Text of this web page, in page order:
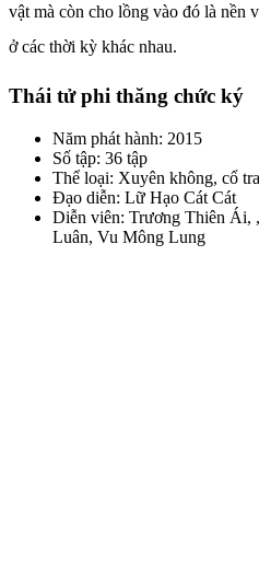
vật mà còn cho lồng vào đó là nền
ở các thời kỳ khác nhau.
Thái tử phi thăng chức ký
Năm phát hành: 2015
Số tập: 36 tập
Thể loại: Xuyên không, cổ
Đạo diễn: Lữ Hạo Cát Cát
Diễn viên: Trương Thiên Ái,
Luân, Vu Mông Lung